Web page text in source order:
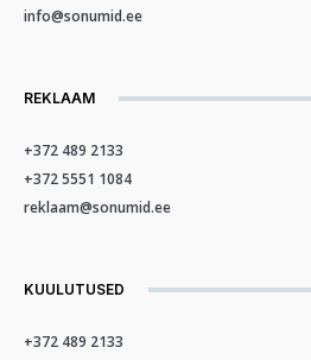
info@sonumid.ee
REKLAAM
+372 489 2133
+372 5551 1084
reklaam@sonumid.ee
KUULUTUSED
+372 489 2133